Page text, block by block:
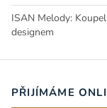
ISAN Melody:
designem
PŘIJÍMÁME